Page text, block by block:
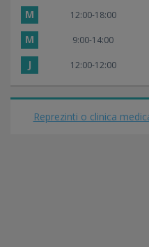
M 12:00-18:00
M 9:00-14:00
J 12:00-12:00
Reprezinti o clinica